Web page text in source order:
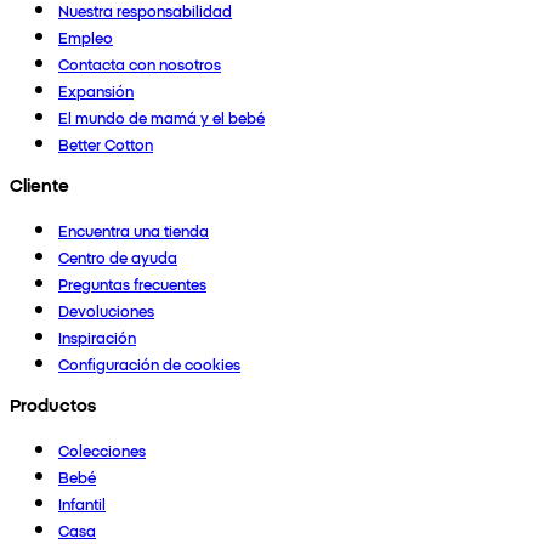
Nuestra responsabilidad
Empleo
Contacta con nosotros
Expansión
El mundo de mamá y el bebé
Better Cotton
Cliente
Encuentra una tienda
Centro de ayuda
Preguntas frecuentes
Devoluciones
Inspiración
Configuración de cookies
Productos
Colecciones
Bebé
Infantil
Casa